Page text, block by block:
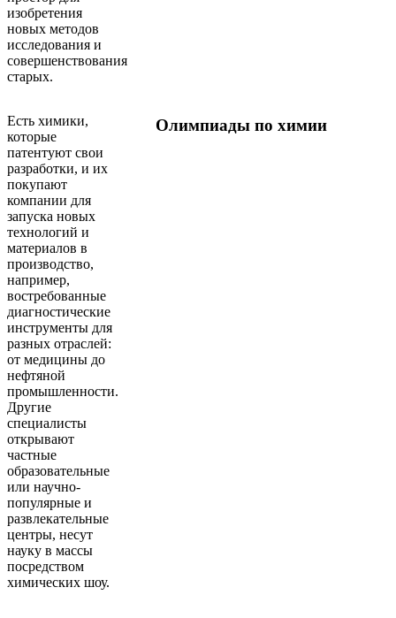
изобретения
новых методов
исследования и
совершенствования
старых.
Есть химики,
которые
патентуют свои
разработки, и их
покупают
компании для
запуска новых
технологий и
материалов в
производство,
например,
востребованные
диагностические
инструменты для
разных отраслей:
от медицины до
нефтяной
промышленности.
Другие
специалисты
открывают
частные
образовательные
или научно-
популярные и
развлекательные
центры, несут
науку в массы
посредством
химических шоу.
Олимпиады по химии